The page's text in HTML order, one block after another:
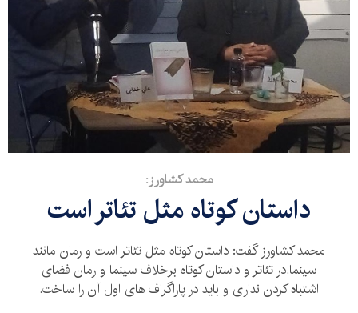
محمد کشاورز:
داستان کوتاه مثل تئاتر است
محمد کشاورز گفت: داستان کوتاه مثل تئاتر است و رمان مانند
سینما.در تئاتر و داستان کوتاه برخلاف سینما و رمان فضای
اشتباه کردن نداری و باید در پاراگراف های اول آن را ساخت.